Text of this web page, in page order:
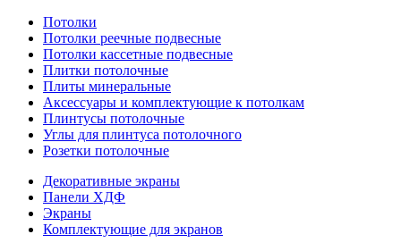
Потолки
Потолки реечные подвесные
Потолки кассетные подвесные
Плитки потолочные
Плиты минеральные
Аксессуары и комплектующие к потолкам
Плинтусы потолочные
Углы для плинтуса потолочного
Розетки потолочные
Декоративные экраны
Панели ХДФ
Экраны
Комплектующие для экранов